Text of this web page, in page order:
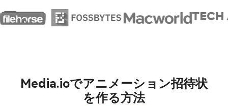
Media.ioでアニメーション招待状
を作る方法